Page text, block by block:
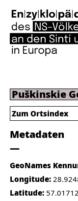
Puškinskie
Metadaten
GeoNames
Longitude:
Latitude: 57.01712
Zum Ortsindex